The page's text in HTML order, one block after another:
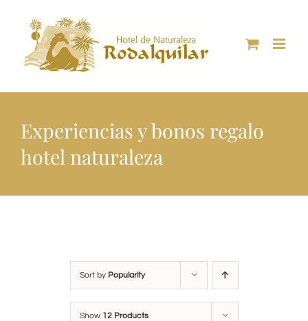
content
Experiencias y bonos regalo
hotel naturaleza
Sort by Popularity
Show 12 Products